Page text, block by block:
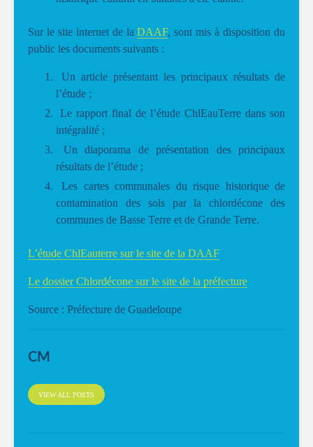
Sur le site internet de laDAAF, sont mis à disposition du
public les documents suivants :
Un article présentant les principaux résultats de
l’étude ;
Le rapport final de l’étude ChlEauTerre dans son
intégralité ;
Un diaporama de présentation des principaux
résultats de l’étude ;
Les cartes communales du risque historique de
contamination des sols par la chlordécone des
communes de Basse Terre et de Grande Terre.
L’étude ChlEauterre sur le site de la DAAF
Le dossier Chlordécone sur le site de la préfecture
Source : Préfecture de Guadeloupe
CM
VIEW ALL POSTS